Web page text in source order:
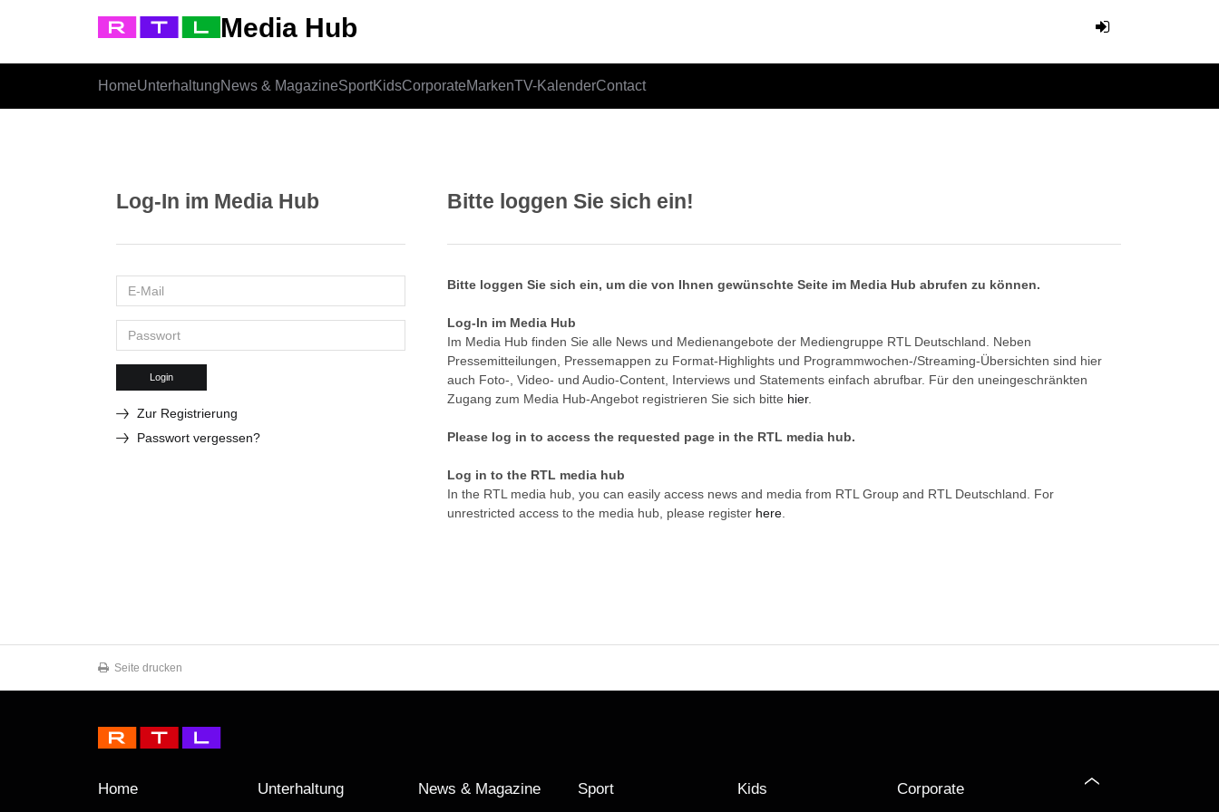
Media Hub
HomeUnterhaltungNews & MagazineSportKidsCorporateMarkenTV-KalenderContact
Bitte loggen Sie sich ein!
Bitte loggen Sie sich ein, um die von Ihnen gewünschte Seite im Media Hub abrufen zu können.
Log-In im Media Hub
Im Media Hub finden Sie alle News und Medienangebote der Mediengruppe RTL Deutschland. Neben
Pressemitteilungen, Pressemappen zu Format-Highlights und Programmwochen-/Streaming-Übersichten sind hier
auch Foto-, Video- und Audio-Content, Interviews und Statements einfach abrufbar. Für den uneingeschränkten
Zugang zum Media Hub-Angebot registrieren Sie sich bitte hier.
Please log in to access the requested page in the RTL media hub.
Log in to the RTL media hub
In the RTL media hub, you can easily access news and media from RTL Group and RTL Deutschland. For
unrestricted access to the media hub, please register here.
Log-In im Media Hub
Login
Zur Registrierung
Passwort vergessen?
Seite drucken
Home Unterhaltung News & Magazine Sport Kids Corporate